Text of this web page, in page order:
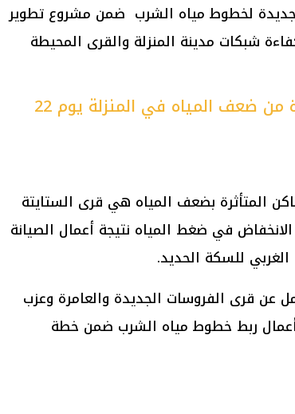
لخطوط مياه الشرب ضمن مشروع تطوير
شبكات مدينة المنزلة والقرى المحيطة
ننشر قائمة المناطق المتضررة من ضعف المياه في المنزلة يوم 22
المتأثرة بضعف المياه هي قرى الستايتة
في ضغط المياه نتيجة أعمال الصيانة
للسكة الحديد.
قرى الفروسات الجديدة والعامرة وعزب
أعمال ربط خطوط مياه الشرب ضمن خطة